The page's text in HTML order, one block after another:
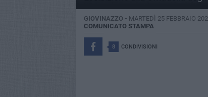
GIOVINAZZO - MARTEDÌ 25 FEBBRAIO
COMUNICATO STAMPA
8 CONDIVISIONI